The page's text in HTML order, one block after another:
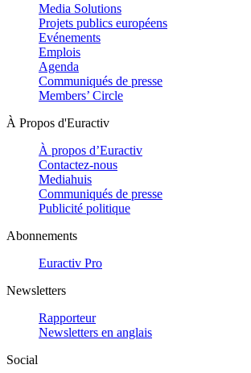
Media Solutions
Projets publics européens
Evénements
Emplois
Agenda
Communiqués de presse
Members’ Circle
À Propos d'Euractiv
À propos d’Euractiv
Contactez-nous
Mediahuis
Communiqués de presse
Publicité politique
Abonnements
Euractiv Pro
Newsletters
Rapporteur
Newsletters en anglais
Social